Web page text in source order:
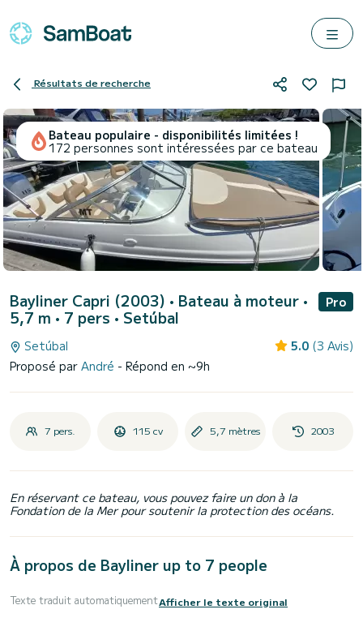
Résultats de recherche
Bateau populaire - disponibilités limitées !
172 personnes sont intéressées par ce bateau
Bayliner Capri (2003) • Bateau à moteur •
5,7 m • 7 pers • Setúbal
Pro
Setúbal 5.0 (3 Avis)
Proposé par André - Répond en ~9h
7 pers. 115 cv 5,7 mètres 2003
En réservant ce bateau, vous pouvez faire un don à la
Fondation de la Mer pour soutenir la protection des océans.
À propos de Bayliner up to 7 people
Texte traduit automatiquementAfficher le texte original